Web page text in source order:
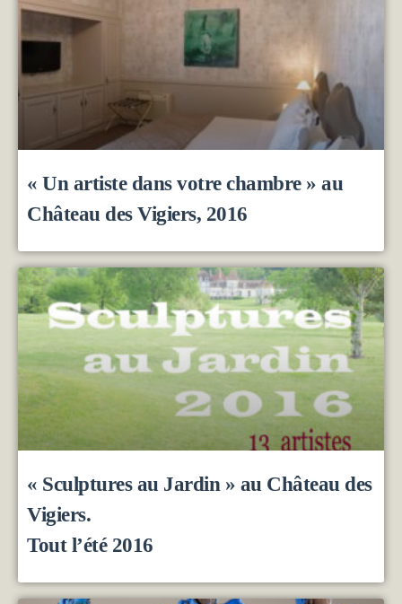
« Un artiste dans votre chambre » au
Château des Vigiers, 2016
« Sculptures au Jardin » au Château des
Vigiers.
Tout l’été 2016